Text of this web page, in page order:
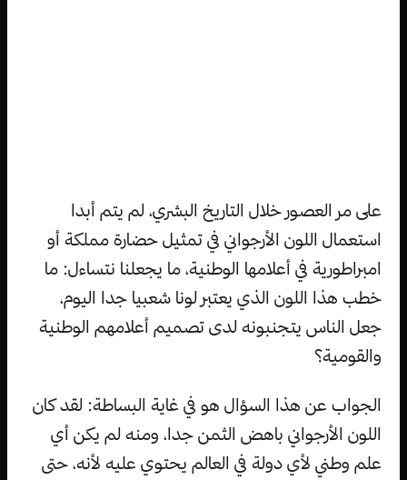
على مر العصور خلال التاريخ البشري، لم يتم أبدا
استعمال اللون الأرجواني في تمثيل حضارة مملكة أو
امبراطورية في أعلامها الوطنية، ما يجعلنا نتساءل: ما
خطب هذا اللون الذي يعتبر لونا شعبيا جدا اليوم،
جعل الناس يتجنبونه لدى تصميم أعلامهم الوطنية
والقومية؟
الجواب عن هذا السؤال هو في غاية البساطة: لقد كان
اللون الأرجواني باهض الثمن جدا، ومنه لم يكن أي
علم وطني لأي دولة في العالم يحتوي عليه لأنه، حتى